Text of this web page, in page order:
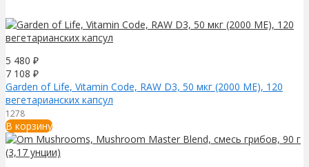
5 480 ₽
7 108 ₽
Garden of Life, Vitamin Code, RAW D3, 50 мкг (2000 МЕ), 120
вегетарианских капсул
1278
В корзину